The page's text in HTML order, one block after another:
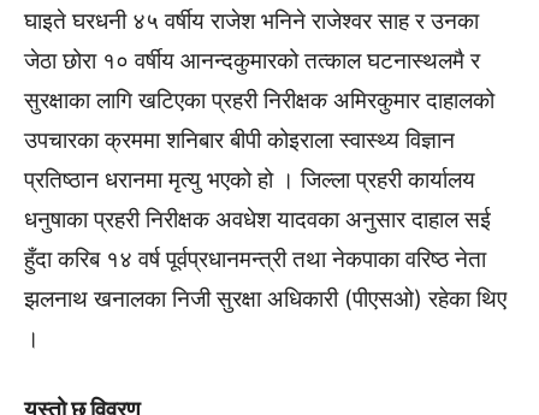
घाइते घरधनी ४५ वर्षीय राजेश भनिने राजेश्वर साह र उनका
जेठा छोरा १० वर्षीय आनन्दकुमारको तत्काल घटनास्थलमै र
सुरक्षाका लागि खटिएका प्रहरी निरीक्षक अमिरकुमार दाहालको
उपचारका क्रममा शनिबार बीपी कोइराला स्वास्थ्य विज्ञान
प्रतिष्ठान धरानमा मृत्यु भएको हो । जिल्ला प्रहरी कार्यालय
धनुषाका प्रहरी निरीक्षक अवधेश यादवका अनुसार दाहाल सई
हुँदा करिब १४ वर्ष पूर्वप्रधानमन्त्री तथा नेकपाका वरिष्ठ नेता
झलनाथ खनालका निजी सुरक्षा अधिकारी (पीएसओ) रहेका थिए
।